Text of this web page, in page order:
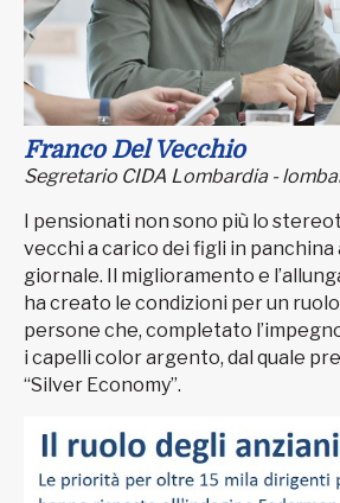
Franco Del Vecchio
Segretario CIDA Lombardia -
I pensionati non sono più lo
vecchi a carico dei figli in panchina
giornale. Il miglioramento e
ha creato le condizioni per un
persone che, completato
i capelli color argento, dal quale
“Silver Economy”.